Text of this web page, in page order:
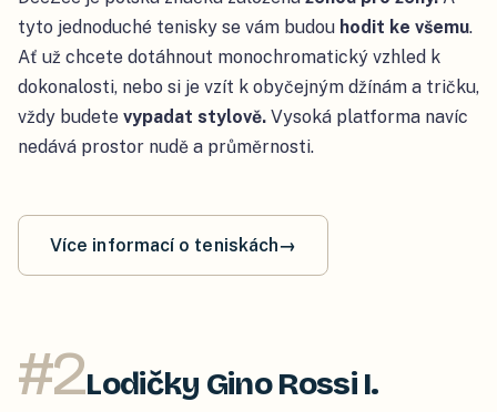
tyto jednoduché tenisky se vám budou hodit ke všemu.
Ať už chcete dotáhnout monochromatický vzhled k
dokonalosti, nebo si je vzít k obyčejným džínám a tričku,
vždy budete vypadat stylově. Vysoká platforma navíc
nedává prostor nudě a průměrnosti.
Více informací o teniskách→
#2Lodičky Gino Rossi I.